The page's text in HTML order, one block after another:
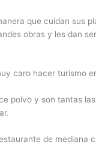
que cuidan sus
obras y les dan
caro hacer turismo
polvo y son tantas
de mediana